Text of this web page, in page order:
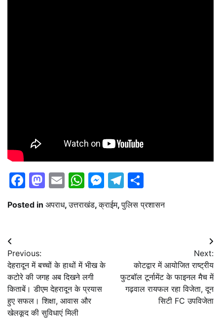
Facebook
Mastodon
EmailWhatsApp
Messenger
Telegram
Posted in अपराध,उत्तराखंड,क्राईम,पुलिस प्रशासन
Post
navigation
Previous:
देहरादून में बच्चों के हाथों में भीख के
कटोरे की जगह अब दिखने लगी
किताबें। डीएम देहरादून के प्रयास
हुए सफल। शिक्षा, आवास और
खेलकूद की सुविधाएं मिली
Next:
कोटद्वार में आयोजित राष्ट्रीय
फुटबॉल टूर्नामेंट के फाइनल मैच में
गढ़वाल रायफल रहा विजेता, दून
सिटी FC उपविजेता